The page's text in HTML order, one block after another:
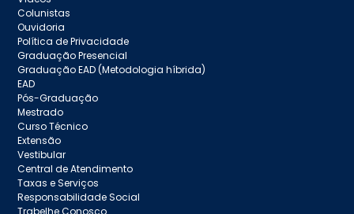
Colunistas
Ouvidoria
Política de Privacidade
Graduação Presencial
Graduação EAD (Metodologia híbrida)
EAD
Pós-Graduação
Mestrado
Curso Técnico
Extensão
Vestibular
Central de Atendimento
Taxas e Serviços
Responsabilidade Social
Trabelhe Conosco